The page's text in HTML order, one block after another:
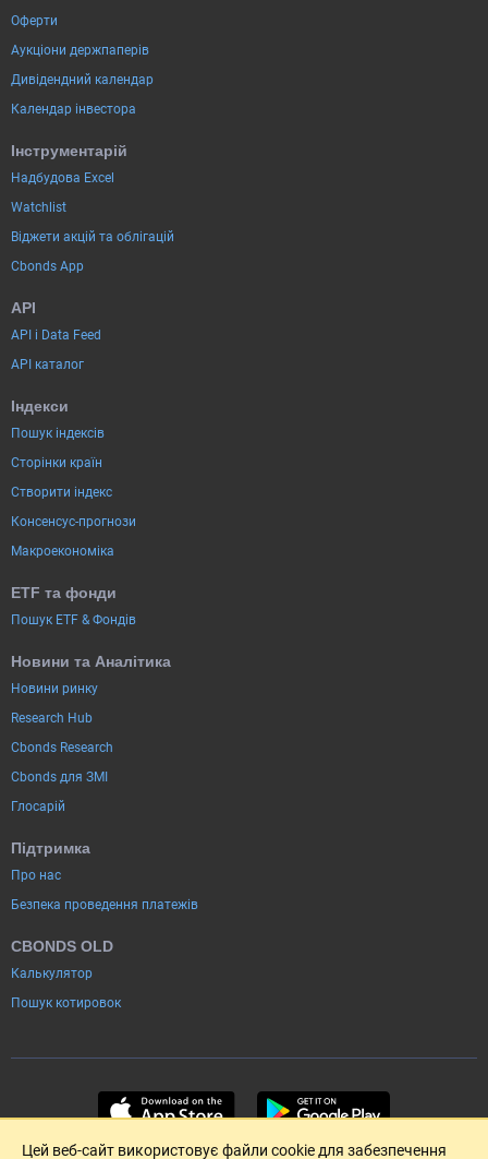
Оферти
Аукціони держпаперів
Дивідендний календар
Календар інвестора
Інструментарій
Надбудова Excel
Watchlist
Віджети акцій та облігацій
Cbonds App
API
API і Data Feed
API каталог
Індекси
Пошук індексів
Сторінки країн
Створити індекс
Консенсус-прогнози
Макроекономіка
ETF та фонди
Пошук ETF & Фондів
Новини та Аналітика
Новини ринку
Research Hub
Cbonds Research
Cbonds для ЗМІ
Глосарій
Підтримка
Про нас
Безпека проведення платежів
CBONDS OLD
Калькулятор
Пошук котировок
Цей веб-сайт використовує файли cookie для забезпечення